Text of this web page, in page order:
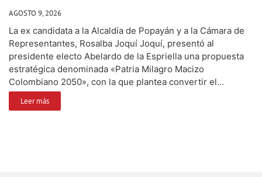
AGOSTO 9, 2026
La ex candidata a la Alcaldía de Popayán y a la Cámara de
Representantes, Rosalba Joquí Joquí, presentó al
presidente electo Abelardo de la Espriella una propuesta
estratégica denominada «Patria Milagro Macizo
Colombiano 2050», con la que plantea convertir el...
Leer más